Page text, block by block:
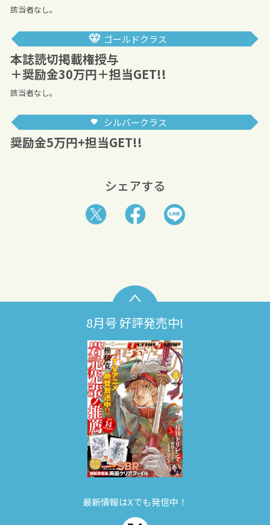
該当者なし。
ゴールドクラス
本誌読切掲載権授与
＋奨励金30万円＋担当GET!!
該当者なし。
シルバークラス
奨励金5万円+担当GET!!
シェアする
8月号 好評発売中!
最新情報はXでも発信中！